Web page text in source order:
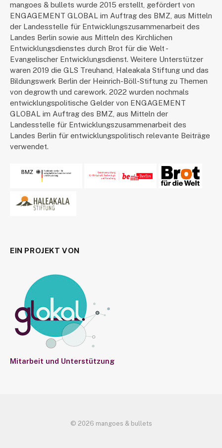
mangoes & bullets wurde 2015 erstellt, gefördert von
ENGAGEMENT GLOBAL im Auftrag des BMZ, aus Mitteln
der Landesstelle für Entwicklungszusammenarbeit des
Landes Berlin sowie aus Mitteln des Kirchlichen
Entwicklungsdienstes durch Brot für die Welt -
Evangelischer Entwicklungsdienst. Weitere Unterstützer
waren 2019 die GLS Treuhand, Haleakala Stiftung und das
Bildungswerk Berlin der Heinrich-Böll-Stiftung zu Themen
von degrowth und carework. 2022 wurden nochmals
entwicklungspolitische Gelder von ENGAGEMENT
GLOBAL im Auftrag des BMZ, aus Mitteln der
Landesstelle für Entwicklungszusammenarbeit des
Landes Berlin für entwicklungspolitisch relevante Beiträge
verwendet.
EIN PROJEKT VON
Mitarbeit und Unterstützung
© 2026 mangoes & bullets